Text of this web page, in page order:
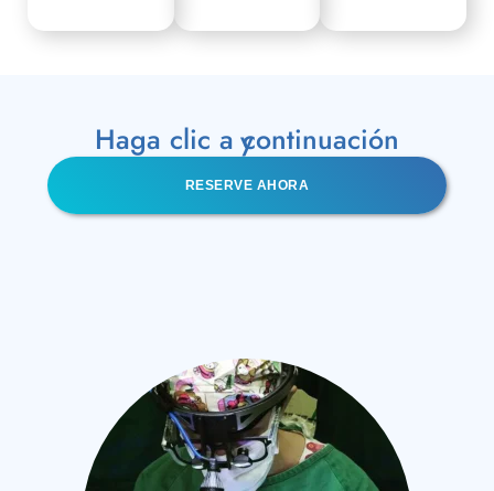
Haga clic a continuación y
RESERVE AHORA